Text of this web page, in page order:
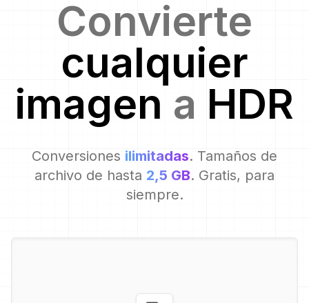
Convierte
cualquier
imagen a HDR
Conversiones ilimitadas. Tamaños de
archivo de hasta 2,5 GB. Gratis, para
siempre.